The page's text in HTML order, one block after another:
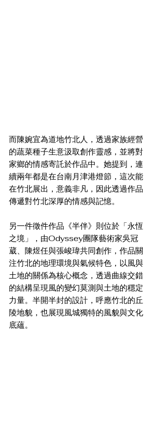
而陳婉宜為道地竹北人，透過家族經營
的蔬菜種子生意汲取創作靈感，並將對
家鄉的情感寄託於作品中。她提到，連
續兩年都是在台南月津港燈節，這次能
在竹北展出，意義非凡，因此透過作品
傳遞對竹北深厚的情感與記憶。
另一件徵件作品《半伴》則位於「永恆
之境」，由Odyssey團隊藝術家吳冠
葳、陳煜任與張峻瑋共同創作，作品關
注竹北的地理環境與氣候特色，以風與
土地的關係為核心概念，透過曲線交錯
的結構呈現風的變幻莫測與土地的穩定
力量。半開半封的設計，呼應竹北的丘
陵地貌，也展現風城獨特的風貌與文化
底蘊。